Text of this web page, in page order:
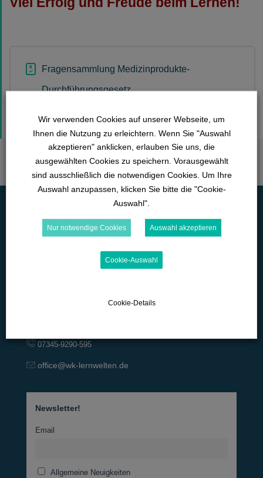
Fragensammlung Medizinprodukte-
Durchführungsgesetz
07345-9290-595
office@wk-lernwelten.de
Newsletter!
Email
Allgemeine Neuigkeiten
Wir verwenden Cookies auf unserer Webseite, um
Ihnen die Nutzung zu erleichtern. Wenn Sie "Auswahl
akzeptieren" anklicken, erlauben Sie uns, die
ausgewählten Cookies zu speichern. Vorausgewählt
sind ausschließlich die notwendigen Cookies. Um Ihre
Auswahl anzupassen, klicken Sie bitte die "Cookie-
Auswahl".
Nur notwendige Cookies Auswahl akzeptieren
Cookie-Auswahl
Cookie-Details